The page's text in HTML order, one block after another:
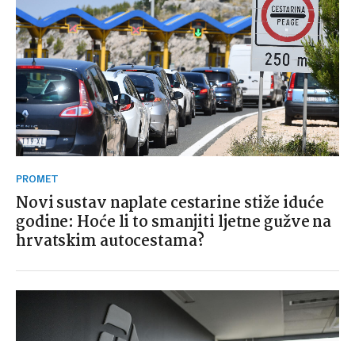
PROMET
Novi sustav naplate cestarine stiže iduće
godine: Hoće li to smanjiti ljetne gužve na
hrvatskim autocestama?